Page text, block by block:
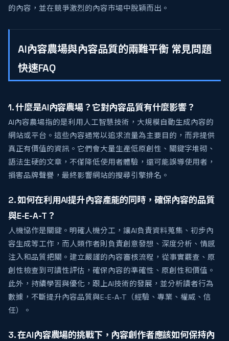
的內容，並在競爭激烈的內容市場中脫穎而出。
AI內容農場與內容品質的兩難平衡 常見問題
快速FAQ
1. 什麼是AI內容農場？它對內容品質有什麼影響？
AI內容農場指的是利用人工智慧技術，大規模自動生成內容的
網站或平台。這些內容通常以追求流量為主要目的，而非提供
真正有價值的資訊。它們會大量生產低原創性、關鍵字堆砌、
語法生硬的文章，不僅降低使用者體驗，還可能誤導使用者，
損害品牌聲譽，最終影響網站的搜尋引擎排名。
2. 如何在利用AI提升內容產能的同時，確保內容的品質
與E-E-A-T？
人機協作是關鍵。明確人機分工，讓AI負責資料蒐集、初步內
容生成等工作，而人類作者則負責創意發想、深度分析、情感
注入和品質把關。建立嚴謹的內容審核流程，從事實覈查、原
創性檢查到可讀性評估，確保內容的準確性、原創性和價值。
此外，持續學習與優化，跟上AI技術的發展，並分析讀者行為
數據，不斷提升內容品質與E-E-A-T（經驗、專業、權威、信
任）。
3. 在AI內容農場的挑戰下，內容創作者應該如何保持內